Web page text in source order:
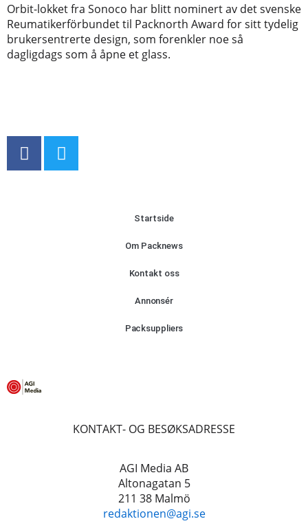
Orbit-lokket fra Sonoco har blitt nominert av det svenske
Reumatikerförbundet til Packnorth Award for sitt tydelig
brukersentrerte design, som forenkler noe så
dagligdags som å åpne et glass.
Startside
Om Packnews
Kontakt oss
Annonsér
Packsuppliers
KONTAKT- OG BESØKSADRESSE
AGI Media AB
Altonagatan 5
211 38 Malmö
redaktionen@agi.se